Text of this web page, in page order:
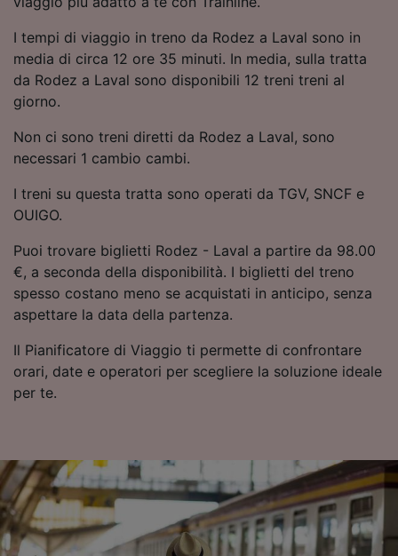
I tempi di viaggio in treno da Rodez a Laval sono in
media di circa 12 ore 35 minuti. In media, sulla tratta
da Rodez a Laval sono disponibili 12 treni treni al
giorno.
Non ci sono treni diretti da Rodez a Laval, sono
necessari 1 cambio cambi.
I treni su questa tratta sono operati da TGV, SNCF e
OUIGO.
Puoi trovare biglietti Rodez - Laval a partire da 98.00
€, a seconda della disponibilità. I biglietti del treno
spesso costano meno se acquistati in anticipo, senza
aspettare la data della partenza.
Il Pianificatore di Viaggio ti permette di confrontare
orari, date e operatori per scegliere la soluzione ideale
per te.
Utilizzare dati di geolocalizzazione precisi.
Scansione attiva delle caratteristiche del
dispositivo ai fini dell’identificazione.
Archiviare informazioni su dispositivo e/o
accedervi. Pubblicità e contenuti
personalizzati, misurazione delle prestazioni
pubblico, sviluppo di servizi.